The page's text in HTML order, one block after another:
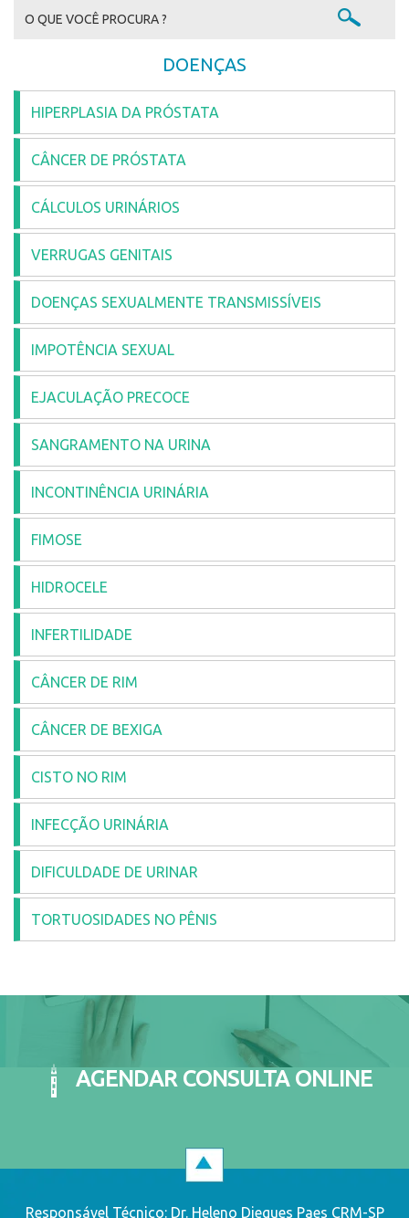
DOENÇAS
HIPERPLASIA DA PRÓSTATA
CÂNCER DE PRÓSTATA
CÁLCULOS URINÁRIOS
VERRUGAS GENITAIS
DOENÇAS SEXUALMENTE TRANSMISSÍVEIS
IMPOTÊNCIA SEXUAL
EJACULAÇÃO PRECOCE
SANGRAMENTO NA URINA
INCONTINÊNCIA URINÁRIA
FIMOSE
HIDROCELE
INFERTILIDADE
CÂNCER DE RIM
CÂNCER DE BEXIGA
CISTO NO RIM
INFECÇÃO URINÁRIA
DIFICULDADE DE URINAR
TORTUOSIDADES NO PÊNIS
AGENDAR CONSULTA ONLINE
Responsável Técnico: Dr. Heleno Diegues Paes CRM-SP